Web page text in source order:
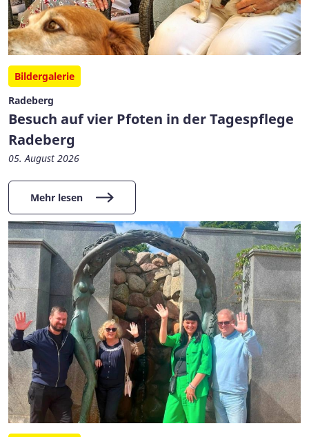
Bildergalerie
Radeberg
Besuch auf vier Pfoten in der Tagespflege
Radeberg
05. August 2026
Mehr lesen